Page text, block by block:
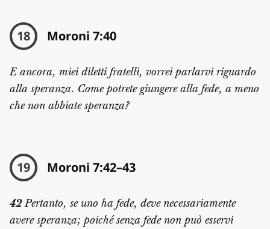
18 Moroni 7:40
E ancora, miei diletti fratelli, vorrei parlarvi riguardo
alla speranza. Come potrete giungere alla fede, a meno
che non abbiate speranza?
19 Moroni 7:42–43
42Pertanto, se uno ha fede, deve necessariamente
avere speranza; poiché senza fede non può esservi